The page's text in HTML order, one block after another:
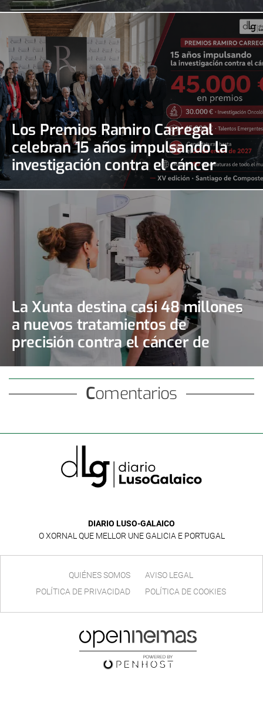
690.000 euros
Los Premios Ramiro Carregal
celebran 15 años impulsando la
investigación contra el cáncer
La Xunta destina casi 48 millones
a nuevos tratamientos de
precisión contra el cáncer de
mama y de ovario
Comentarios
DIARIO LUSO-GALAICO
O XORNAL QUE MELLOR UNE GALICIA E PORTUGAL
QUIÉNES SOMOS
AVISO LEGAL
POLÍTICA DE PRIVACIDAD
POLÍTICA DE COOKIES